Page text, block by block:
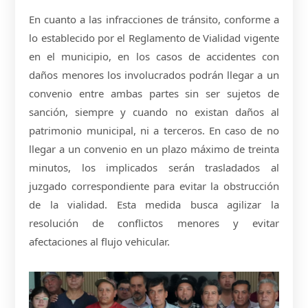
En cuanto a las infracciones de tránsito, conforme a
lo establecido por el Reglamento de Vialidad vigente
en el municipio, en los casos de accidentes con
daños menores los involucrados podrán llegar a un
convenio entre ambas partes sin ser sujetos de
sanción, siempre y cuando no existan daños al
patrimonio municipal, ni a terceros. En caso de no
llegar a un convenio en un plazo máximo de treinta
minutos, los implicados serán trasladados al
juzgado correspondiente para evitar la obstrucción
de la vialidad. Esta medida busca agilizar la
resolución de conflictos menores y evitar
afectaciones al flujo vehicular.